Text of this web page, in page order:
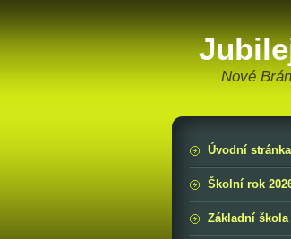
Nové
Úvodní stránka
Školní rok
Základní škola